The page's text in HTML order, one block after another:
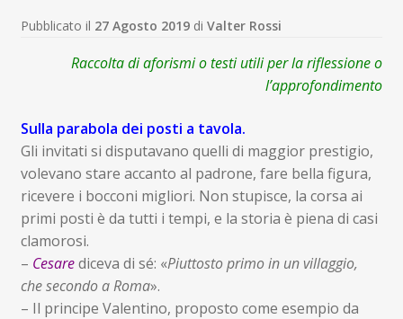
Riviste
menu
child
child
Don Bosco
il
menu
child
Pubblicato il 27 Agosto 2019 di Valter Rossi
Raccolta di aforismi o testi utili per la riflessione o
l’approfondimento
Sulla parabola dei posti a tavola.
Gli invitati si disputavano quelli di maggior prestigio,
volevano stare accanto al padrone, fare bella figura,
ricevere i bocconi migliori. Non stupisce, la corsa ai
primi posti è da tutti i tempi, e la storia è piena di casi
clamorosi.
– Cesarediceva di sé: «Piuttosto primo in un villaggio,
che secondo a Roma».
– Il principe Valentino, proposto come esempio da